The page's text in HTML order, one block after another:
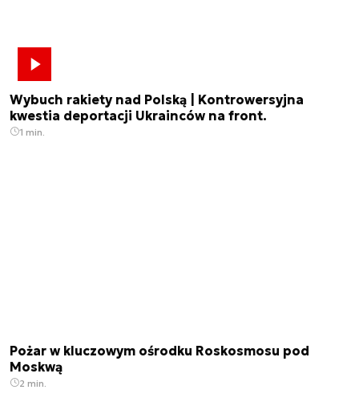
Wybuch rakiety nad Polską | Kontrowersyjna
kwestia deportacji Ukrainców na front.
1 min.
Pożar w kluczowym ośrodku Roskosmosu pod
Moskwą
2 min.